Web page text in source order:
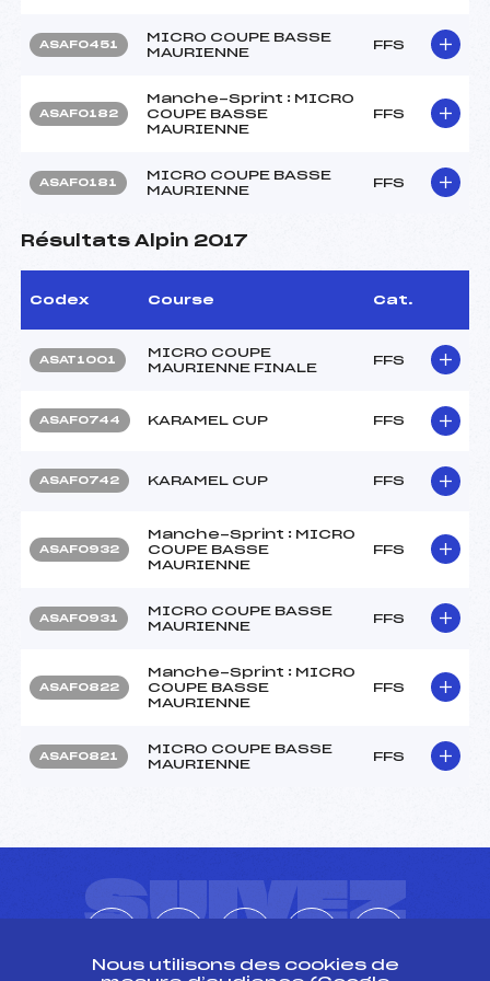
ASAF0451
MICRO COUPE BASSE
MAURIENNE
FFS
ASAF0182
Manche-Sprint : MICRO
COUPE BASSE
MAURIENNE
FFS
ASAF0181
MICRO COUPE BASSE
MAURIENNE
FFS
Résultats Alpin 2017
Codex Course Cat.
ASAT1001
MICRO COUPE
MAURIENNE FINALE
FFS
ASAF0744 KARAMEL CUP FFS
ASAF0742 KARAMEL CUP FFS
ASAF0932
Manche-Sprint : MICRO
COUPE BASSE
MAURIENNE
FFS
ASAF0931
MICRO COUPE BASSE
MAURIENNE
FFS
ASAF0822
Manche-Sprint : MICRO
COUPE BASSE
MAURIENNE
FFS
ASAF0821
MICRO COUPE BASSE
MAURIENNE
FFS
SUIVEZ
L'ACTU
Nous utilisons des cookies de